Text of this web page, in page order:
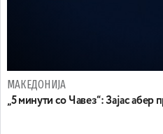
МАКЕДОНИЈА
„5 минути со Чавез“: Зајас абер